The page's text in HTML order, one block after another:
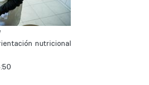
nutricional